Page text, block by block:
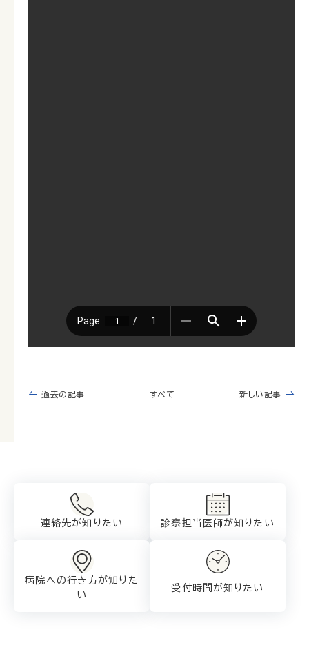
過去の記事 すべて 新しい記事
連絡先が知りたい 診察担当医師が知りたい
病院への行き方が知りた
い
受付時間が知りたい